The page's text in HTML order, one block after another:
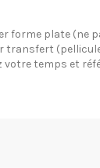
forme plate (ne
transfert
votre temps et